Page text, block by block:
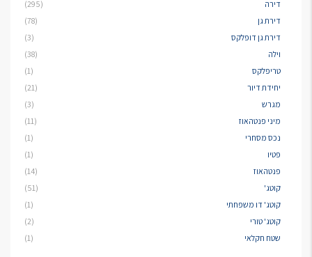
דירה
(295)
דירת גן
(78)
דירת גן דופלקס
(3)
וילה
(38)
טריפלקס
(1)
יחידת דיור
(21)
מגרש
(3)
מיני פנטהאוז
(11)
נכס מסחרי
(1)
פטיו
(1)
פנטהאוז
(14)
קוטג'
(51)
קוטג' דו משפחתי
(1)
קוטג' טורי
(2)
שטח חקלאי
(1)